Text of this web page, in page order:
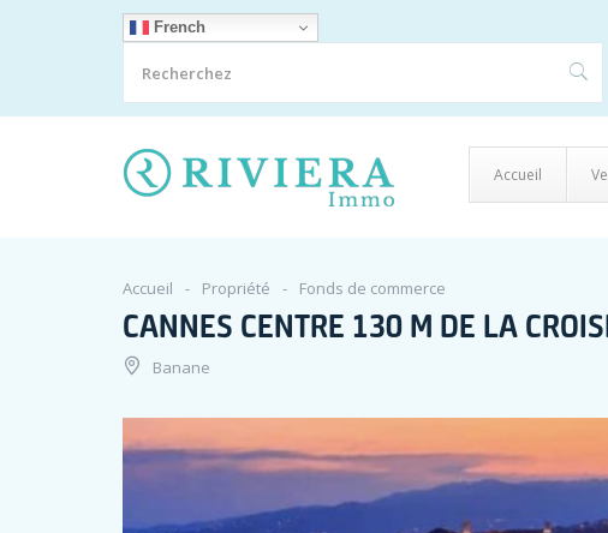
French
Accueil
Accueil Propriété Fonds de commerce
CANNES CENTRE 130 M DE LA
Banane